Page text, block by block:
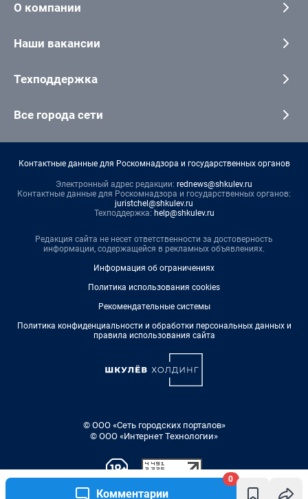
Комментарии
0
О компании
Наши вакансии
Техподдержка
Все города сети
Контактные данные для Роскомнадзора и государственных органов
Электронный адрес редакции: rednews@shkulev.ru
Контактные данные для Роскомнадзора и государственных органов:
juristchel@shkulev.ru
Техподдержка: help@shkulev.ru
Редакция сайта не несет ответственности за достоверность
информации, содержащейся в рекламных объявлениях.
Информация об ограничениях
Политика использования cookies
Рекомендательные системы
Политика конфиденциальности и обработки персональных данных и
правила использования сайта
© ООО «Сеть городских порталов»
© ООО «Интернет Технологии»